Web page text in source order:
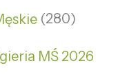
280
MŚ 2026